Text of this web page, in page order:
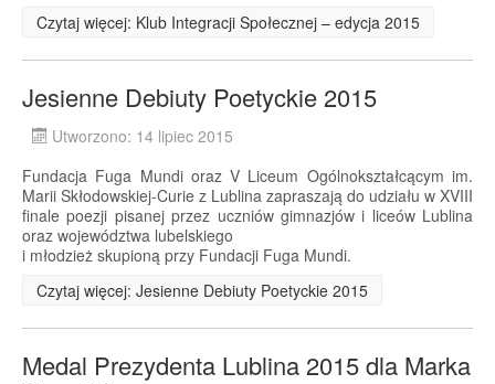
Czytaj więcej: Klub Integracji Społecznej – edycja 2015
Jesienne Debiuty Poetyckie 2015
Utworzono: 14 lipiec 2015
Fundacja Fuga Mundi oraz V Liceum Ogólnokształcącym im.
Marii Skłodowskiej-Curie z Lublina zapraszają do udziału w XVIII
finale poezji pisanej przez uczniów gimnazjów i liceów Lublina
oraz województwa lubelskiego
i młodzież skupioną przy Fundacji Fuga Mundi.
Czytaj więcej: Jesienne Debiuty Poetyckie 2015
Medal Prezydenta Lublina 2015 dla Marka